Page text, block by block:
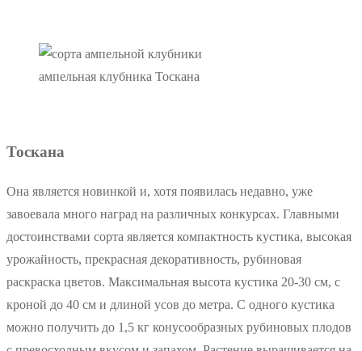
ампельная клубника Тоскана
Тоскана
Она является новинкой и, хотя появилась недавно, уже
завоевала много наград на различных конкурсах. Главными
достоинствами сорта является компактность кустика, высокая
урожайность, прекрасная декоративность, рубиновая
раскраска цветов. Максимальная высота кустика 20-30 см, с
кроной до 40 см и длиной усов до метра. С одного кустика
можно получить до 1,5 кг конусообразных рубиновых плодов